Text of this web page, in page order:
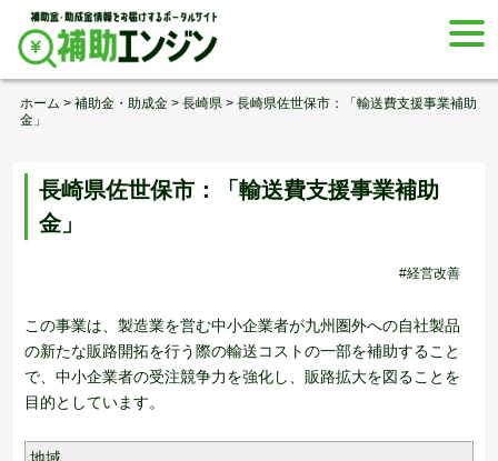
Skip
content
ホーム > 補助金・助成金 > 長崎県 > 長崎県佐世保市：「輸送費支援事業補助
金」
長崎県佐世保市：「輸送費支援事業補助
金」
#経営改善
この事業は、製造業を営む中小企業者が九州圏外への自社製品
の新たな販路開拓を行う際の輸送コストの一部を補助すること
で、中小企業者の受注競争力を強化し、販路拡大を図ることを
目的としています。
地域